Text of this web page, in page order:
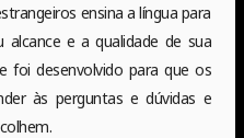
ensina a língua para
e a qualidade de sua
foi desenvolvido para que os
às perguntas e dúvidas e